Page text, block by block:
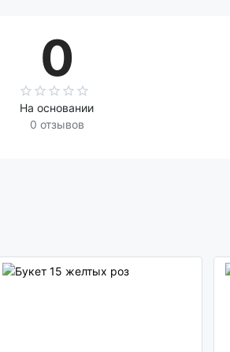
0
На основании
0 отзывов